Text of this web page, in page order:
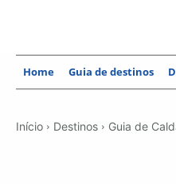
Home Guia de destinos
Início Destinos Guia de